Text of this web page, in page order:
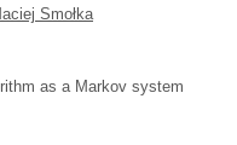
Smołka
as a Markov system